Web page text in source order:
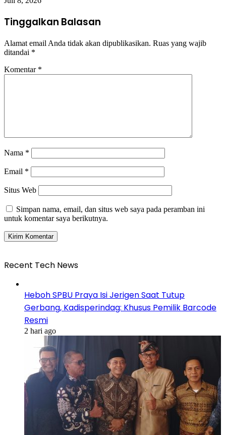
Tinggalkan Balasan
Alamat email Anda tidak akan dipublikasikan. Ruas yang wajib
ditandai *
Komentar *
Nama *
Email *
Situs Web
Simpan nama, email, dan situs web saya pada peramban ini
untuk komentar saya berikutnya.
Recent Tech News
Heboh SPBU Praya Isi Jerigen Saat Tutup
Gerbang, Kadisperindag: Khusus Pemilik Barcode
Resmi
2 hari ago